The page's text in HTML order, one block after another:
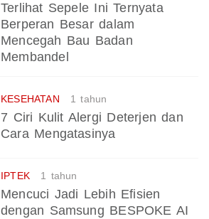
Terlihat Sepele Ini Ternyata
Berperan Besar dalam
Mencegah Bau Badan
Membandel
KESEHATAN 1 tahun
7 Ciri Kulit Alergi Deterjen dan
Cara Mengatasinya
IPTEK 1 tahun
Mencuci Jadi Lebih Efisien
dengan Samsung BESPOKE AI